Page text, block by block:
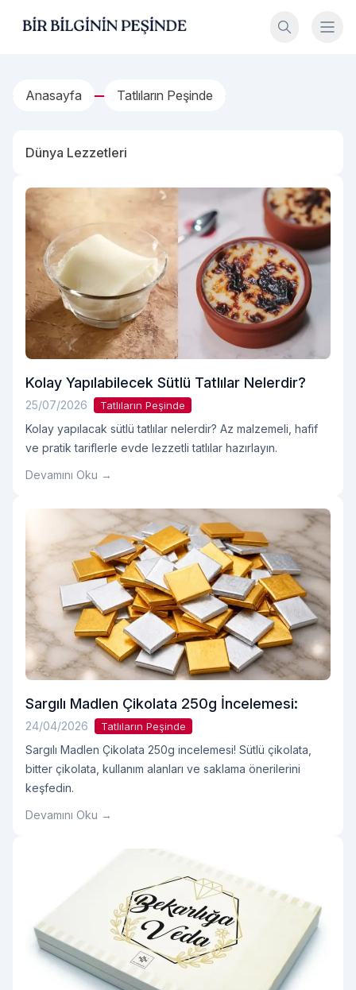
Bir Bilginin Peşinde!
Anasayfa Tatlıların Peşinde
Dünya Lezzetleri
Kolay Yapılabilecek Sütlü Tatlılar Nelerdir?
25/07/2026 Tatlıların Peşinde
Kolay yapılacak sütlü tatlılar nelerdir? Az malzemeli, hafif
ve pratik tariflerle evde lezzetli tatlılar hazırlayın.
Devamını Oku →
Sargılı Madlen Çikolata 250g İncelemesi:
24/04/2026 Tatlıların Peşinde
Sargılı Madlen Çikolata 250g incelemesi! Sütlü çikolata,
bitter çikolata, kullanım alanları ve saklama önerilerini
keşfedin.
Devamını Oku →